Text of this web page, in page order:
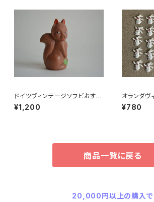
ドイツヴィンテージソフビおすま
しネコ？32
¥1,200
オランダヴ
ーフプラパ
9
¥780
商品一覧に戻る
20,000円以上の購入で